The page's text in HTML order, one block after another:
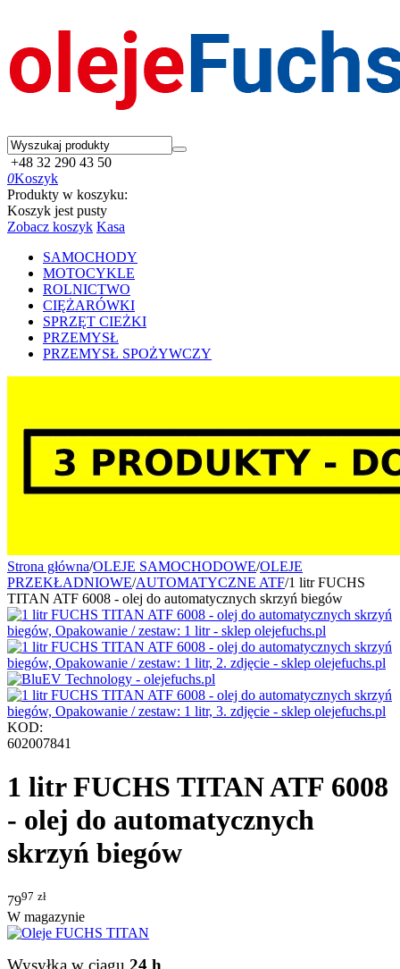
+48 32 290 43 50
0Koszyk
Produkty w koszyku:
Koszyk jest pusty
Zobacz koszyk Kasa
SAMOCHODY
MOTOCYKLE
ROLNICTWO
CIĘŻARÓWKI
SPRZĘT CIEŻKI
PRZEMYSŁ
PRZEMYSŁ SPOŻYWCZY
Strona główna/OLEJE SAMOCHODOWE/OLEJE
PRZEKŁADNIOWE/AUTOMATYCZNE ATF/1 litr FUCHS
TITAN ATF 6008 - olej do automatycznych skrzyń biegów
KOD:
602007841
1 litr FUCHS TITAN ATF 6008
- olej do automatycznych
skrzyń biegów
7997 zł
W magazynie
Wysyłka w ciągu 24 h